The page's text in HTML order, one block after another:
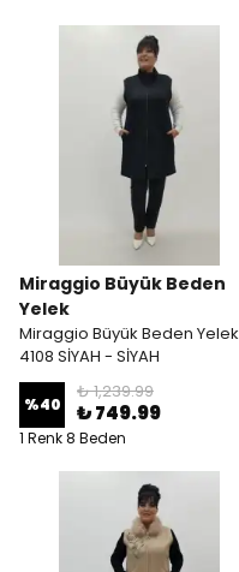
Miraggio Büyük Beden
Yelek
Miraggio Büyük Beden Yelek
4108 SİYAH - SİYAH
%40
₺ 1,239.99
₺ 749.99
1 Renk 8 Beden